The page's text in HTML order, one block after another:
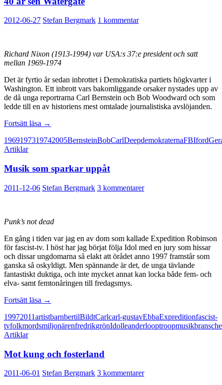
2012-06-27 Stefan Bergmark 1 kommentar
Richard Nixon (1913-1994) var USA:s 37:e president och satt
mellan 1969-1974
Det är fyrtio år sedan inbrottet i Demokratiska partiets högkvarter i
Washington. Ett inbrott vars bakomliggande orsaker nystades upp av
de då unga reportrarna Carl Bernstein och Bob Woodward och som
ledde till en av historiens mest omtalade journalistiska avslöjanden.
Fortsätt läsa 40
sen
→
1969197319742005BernsteinBobCarlDeepdemokraternaFBIford
Artiklar
Musik som sparkar uppåt
2011-12-06 Stefan Bergmark 3 kommentarer
Punk’s not dead
En gång i tiden var jag en av dom som kallade Expedition Robinson
för fascist-tv. I höst har jag börjat följa Idol med en jury som hissar
och dissar ungdomarna så elakt att örådet anno 1997 framstår som
ganska så oskyldigt. Men spännande är det, de unga tävlande
fantastiskt duktiga, och inte mycket annat kan locka både fem- och
elva- samt femtonåringen till fredagsmys.
Fortsätt läsa Musik
sparkar
uppåt
→
19972011artistbarnbertilBildtCarlcarl-gustavEbbaExpreditionfascist-
tvfolkmordsmiljonärenfredrikgrönIdolleanderlooptroop
Artiklar
Mot kung och fosterland
2011-06-01 Stefan Bergmark 3 kommentarer